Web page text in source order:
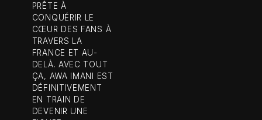
PRÊTE À
CONQUÉRIR LE
CŒUR DES FANS À
TRAVERS LA
FRANCE ET AU-
DELÀ. AVEC TOUT
ÇA, AWA IMANI EST
DÉFINITIVEMENT
EN TRAIN DE
DEVENIR UNE